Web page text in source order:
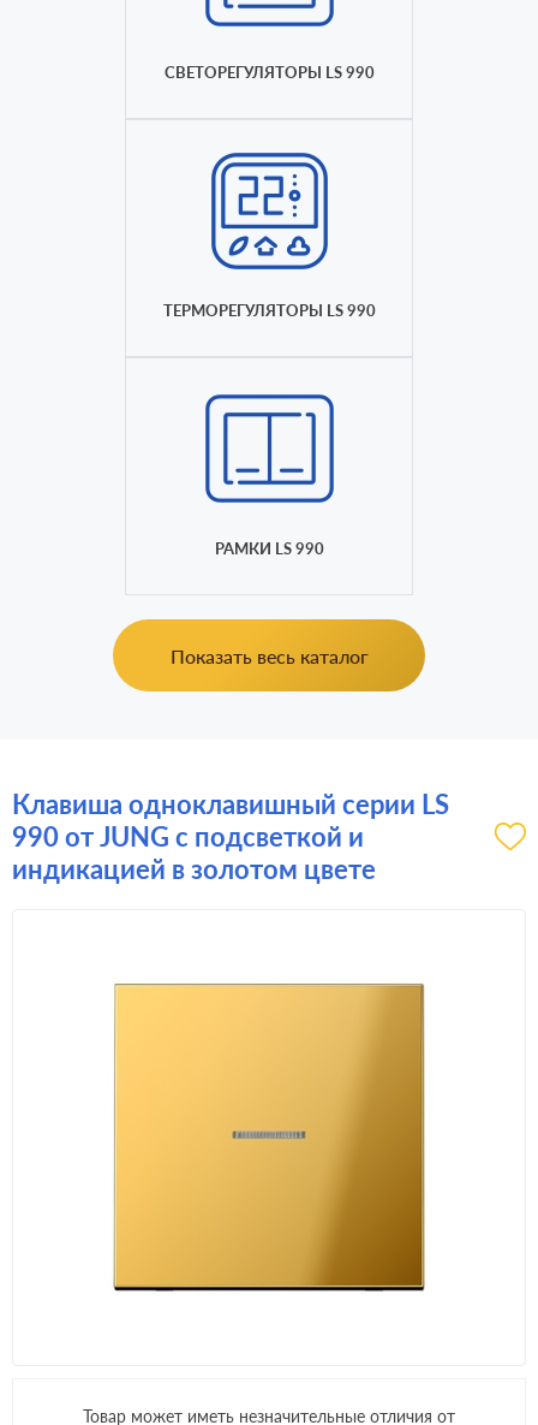
СВЕТОРЕГУЛЯТОРЫ LS 990
ТЕРМОРЕГУЛЯТОРЫ LS 990
РАМКИ LS 990
Показать весь каталог
Клавиша одноклавишный серии LS
990 от JUNG с подсветкой и
индикацией в золотом цвете
Товар может иметь незначительные отличия от